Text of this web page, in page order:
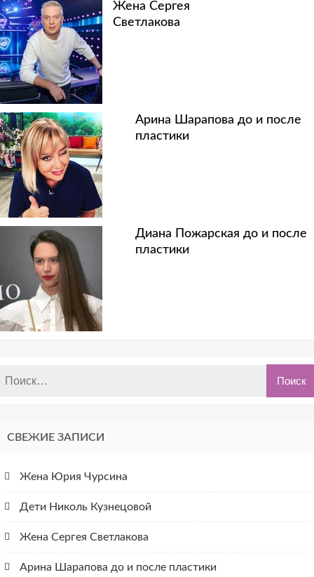
Жена Сергея
Светлакова
Арина Шарапова до и после
пластики
Диана Пожарская до и после
пластики
СВЕЖИЕ ЗАПИСИ
Жена Юрия Чурсина
Дети Николь Кузнецовой
Жена Сергея Светлакова
Арина Шарапова до и после пластики